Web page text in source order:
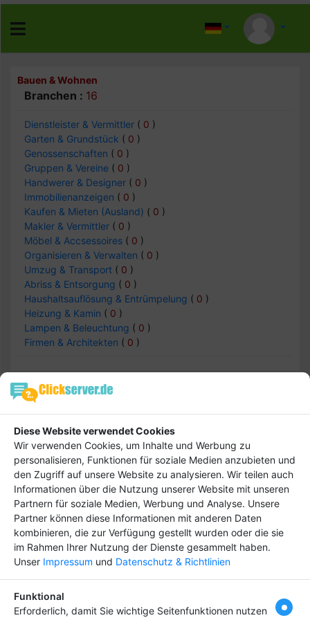
Bauen & Wohnen
Branchen : 16
Dienstleister & Vermittler ( 0 )
Garten & Grundstück ( 0 )
Genossenschaften ( 0 )
Gruppen & Vereine ( 0 )
Handwerer & Designer ( 0 )
Immobilienanzeigen ( 0 )
Kaufen & Mieten (Ausland) ( 0 )
Makler & Vermittler ( 0 )
Möbel & Accsessoires ( 0 )
Organisieren & Verwalten ( 0 )
Umzug & Transport ( 0 )
Abriss & Entsorgung ( 0 )
Haushaltsauflösung & Entrümpelung ( 0 )
Heizung & Kamin ( 0 )
Lampen & Beleuchtung ( 0 )
Firmen & Architekten ( 0 )
Bauen & Wohnen -> Gruppen & Vereine
Einträge :0
keine Daten
Tipp
Hebe dich ab von
anderen ab und bringe
deinen Firmeneintrag
Premium-Eintrag schon
Diese Website verwendet Cookies
Wir verwenden Cookies, um Inhalte und Werbung zu
personalisieren, Funktionen für soziale Medien anzubieten und
den Zugriff auf unsere Website zu analysieren. Wir teilen auch
Informationen über die Nutzung unserer Website mit unseren
Partnern für soziale Medien, Werbung und Analyse. Unsere
Partner können diese Informationen mit anderen Daten
kombinieren, die zur Verfügung gestellt wurden oder die sie
im Rahmen Ihrer Nutzung der Dienste gesammelt haben.
Unser Impressum und Datenschutz & Richtlinien
Funktional
Erforderlich, damit Sie wichtige Seitenfunktionen nutzen